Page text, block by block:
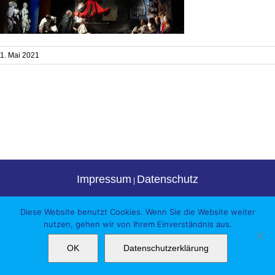
1. Mai 2021
Impressum | Datenschutz
FacebookInstagramYouTube
Diese Website benutzt Cookies. Wenn Sie die Website weiter
nutzen, gehen wir von Ihrem Einverständnis aus.
OK Datenschutzerklärung